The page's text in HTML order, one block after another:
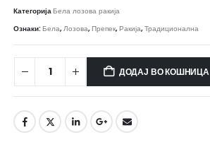
КатегоријаБела лозова ракија
Ознаки:Бела,Лозова,Препек,Ракија,Традиционална
ДОДАЈ ВО КОШНИЦА